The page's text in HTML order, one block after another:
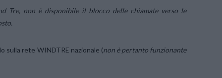
Tre, non è disponibile il blocco delle chiamate verso le
sulla rete WINDTRE nazionale (non è pertanto funzionante